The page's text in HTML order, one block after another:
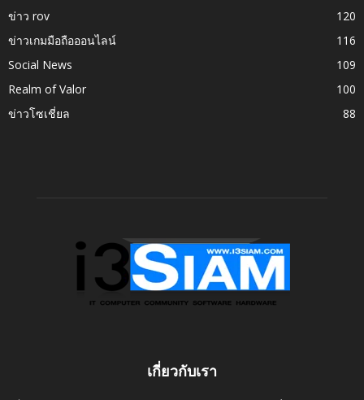
ข่าว rov
120
ข่าวเกมมือถือออนไลน์
116
Social News
109
Realm of Valor
100
ข่าวโซเชี่ยล
88
เกี่ยวกับเรา